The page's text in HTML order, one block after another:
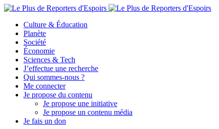
Culture & Éducation
Planète
Société
Économie
Sciences & Tech
J’effectue une recherche
Qui sommes-nous ?
Me connecter
Je propose du contenu
Je propose une initiative
Je propose un contenu média
Je fais un don